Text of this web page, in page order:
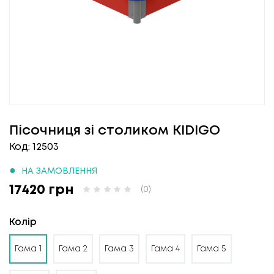
Пісочниця зі столиком KIDIGO
Код: 12503
● НА ЗАМОВЛЕННЯ
17420 грн (0)
Колір
Гама 1 Гама 2 Гама 3 Гама 4 Гама 5